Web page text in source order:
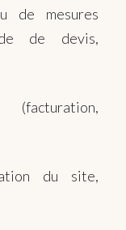
de mesures
de devis,
du site,